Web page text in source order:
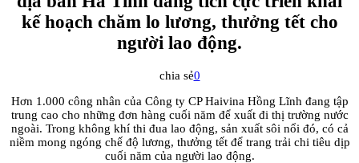
kế hoạch chăm lo lương, thưởng tết cho
người lao động.
chia sẻ0
Hơn 1.000 công nhân của Công ty CP Haivina Hồng Lĩnh đang tập
trung cao cho những đơn hàng cuối năm để xuất đi thị trường nước
ngoài. Trong không khí thi đua lao động, sản xuất sôi nổi đó, có cả
niềm mong ngóng chế độ lương, thưởng tết để trang trải chi tiêu dịp
cuối năm của người lao động.